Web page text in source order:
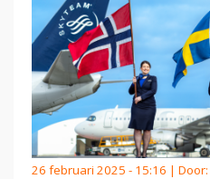
26 februari 2025 - 15:16 | Door: